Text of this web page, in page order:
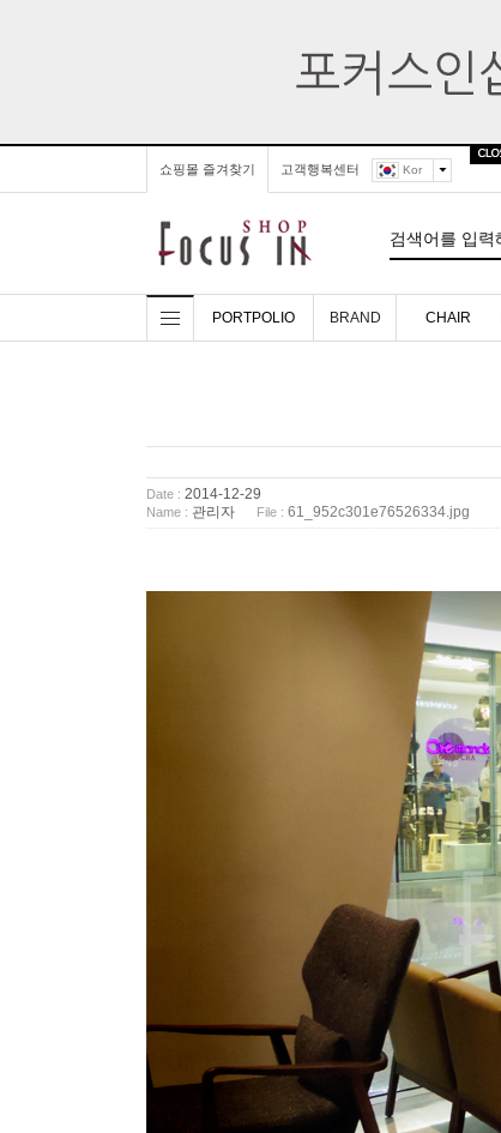
쇼핑몰 즐겨찾기 고객행복센터 Kor
PORTPOLIO BRAND CHAIR
Date : 2014-12-29
Name : 관리자 File : 61_952c301e76526334.jpg